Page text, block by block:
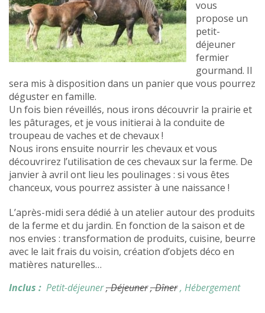
vous
propose un
petit-
déjeuner
fermier
gourmand. Il
sera mis à disposition dans un panier que vous pourrez
déguster en famille.
Un fois bien réveillés, nous irons découvrir la prairie et
les pâturages, et je vous initierai à la conduite de
troupeau de vaches et de chevaux !
Nous irons ensuite nourrir les chevaux et vous
découvrirez l’utilisation de ces chevaux sur la ferme. De
janvier à avril ont lieu les poulinages : si vous êtes
chanceux, vous pourrez assister à une naissance !
L’après-midi sera dédié à un atelier autour des produits
de la ferme et du jardin. En fonction de la saison et de
nos envies : transformation de produits, cuisine, beurre
avec le lait frais du voisin, création d’objets déco en
matières naturelles…
Inclus : Petit-déjeuner, Déjeuner, Dîner, Hébergement